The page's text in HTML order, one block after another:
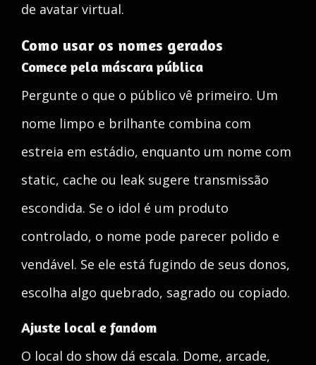
de avatar virtual.
Como usar os nomes gerados
Comece pela máscara pública
Pergunte o que o público vê primeiro. Um
nome limpo e brilhante combina com
estreia em estádio, enquanto um nome com
static, cache ou leak sugere transmissão
escondida. Se o idol é um produto
controlado, o nome pode parecer polido e
vendável. Se ele está fugindo de seus donos,
escolha algo quebrado, sagrado ou copiado.
Ajuste local e fandom
O local do show dá escala. Dome, arcade,